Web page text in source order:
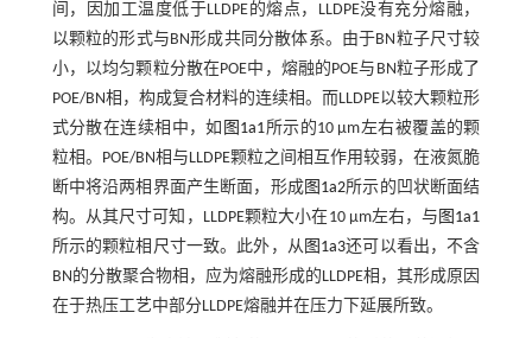
间，因加工温度低于LLDPE的熔点，LLDPE没有充分熔融，
以颗粒的形式与BN形成共同分散体系。由于BN粒子尺寸较
小，以均匀颗粒分散在POE中，熔融的POE与BN粒子形成了
POE/BN相，构成复合材料的连续相。而LLDPE以较大颗粒形
式分散在连续相中，如 图1a1所示的10 μm左右被覆盖的颗
粒相。POE/BN相与LLDPE颗粒之间相互作用较弱，在液氮脆
断中将沿两相界面产生断面，形成图1a2所示的凹状断面结
构。从其尺寸可知，LLDPE颗粒大小在10 μm左右，与 图1a1
所示的颗粒相尺寸一致。此外，从图1a3还可以看出，不含
BN的分散聚合物相，应为熔融形成的LLDPE相，其形成原因
在于热压工艺中部分LLDPE熔融并在压力下延展所致。